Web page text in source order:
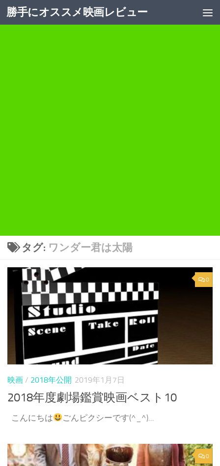
コンテンツへスキップ
勝手にオススメ映画レビュー
タグ: ワンダー君は太陽
0
映画 / 2018年公開 2019年1月7日
2018年度劇場鑑賞映画ベスト10
こんにちは ごんピクシーです(^_^)...
0